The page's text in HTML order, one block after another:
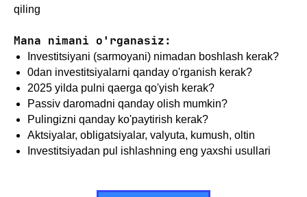
qiling
Mana nimani o'rganasiz:
Investitsiyani (sarmoyani) nimadan boshlash kerak?
0dan investitsiyalarni qanday o'rganish kerak?
2025 yilda pulni qaerga qo'yish kerak?
Passiv daromadni qanday olish mumkin?
Pulingizni qanday ko'paytirish kerak?
Aktsiyalar, obligatsiyalar, valyuta, kumush, oltin
Investitsiyadan pul ishlashning eng yaxshi usullari